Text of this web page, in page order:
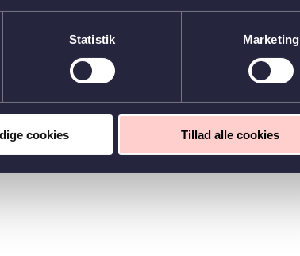
Statistik Marketing
cookies Tillad alle cookies